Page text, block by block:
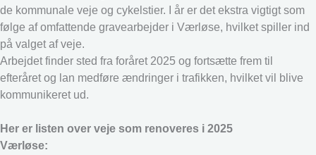
de kommunale veje og cykelstier. I år er det ekstra vigtigt som
følge af omfattende gravearbejder i Værløse, hvilket spiller ind
på valget af veje.
Arbejdet finder sted fra foråret 2025 og fortsætte frem til
efteråret og lan medføre ændringer i trafikken, hvilket vil blive
kommunikeret ud.
Her er listen over veje som renoveres i 2025
Værløse: